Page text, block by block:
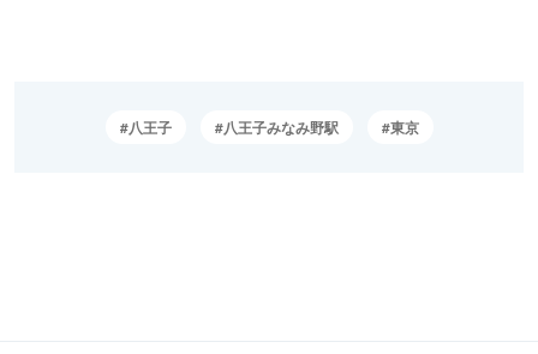
八王子 八王子みなみ野駅 東京